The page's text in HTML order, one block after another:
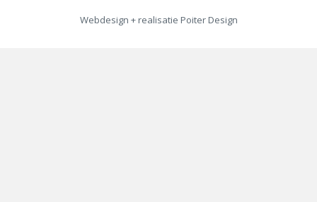
Webdesign + realisatie Poiter Design